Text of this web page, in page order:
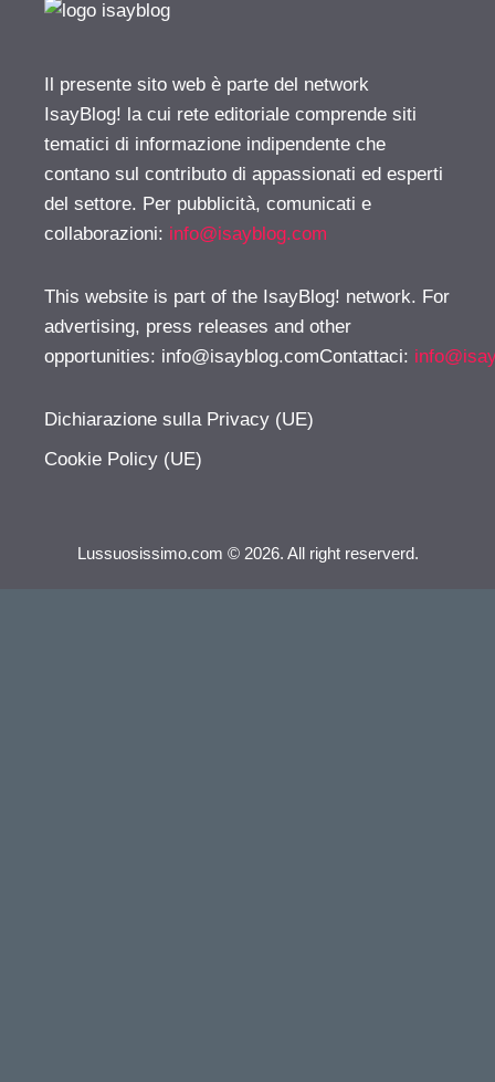
Il presente sito web è parte del network
IsayBlog! la cui rete editoriale comprende siti
tematici di informazione indipendente che
contano sul contributo di appassionati ed esperti
del settore. Per pubblicità, comunicati e
collaborazioni: info@isayblog.com
This website is part of the IsayBlog! network. For
advertising, press releases and other
opportunities: info@isayblog.comContattaci:
Dichiarazione sulla Privacy (UE)
Cookie Policy (UE)
Lussuosissimo.com © 2026. All right reserverd.